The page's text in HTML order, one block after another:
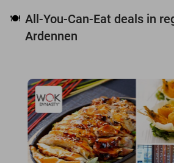
🍽️ All-You-Can-Eat deals in
Ardennen